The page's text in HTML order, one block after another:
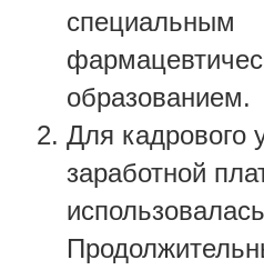
специальным
образованием.
Для кадрового
заработной